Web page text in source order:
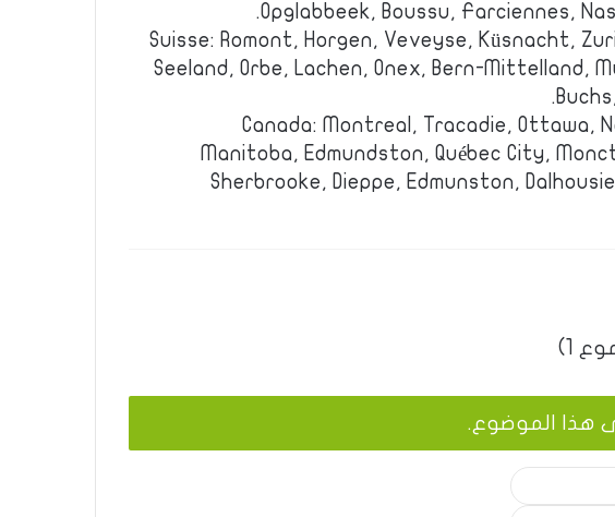
Opglabbeek, Boussu, Farciennes,
Suisse: Romont, Horgen, Veveyse, Küsnacht,
Seeland, Orbe, Lachen, Onex, Bern-Mittelland,
Canada: Montreal, Tracadie, Ottawa,
Manitoba, Edmundston, Québec City,
Sherbrooke, Dieppe, Edmunston,
1)
هذا الموضوع.